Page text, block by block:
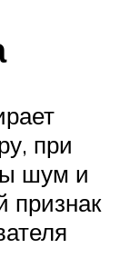
при
шум и
признак